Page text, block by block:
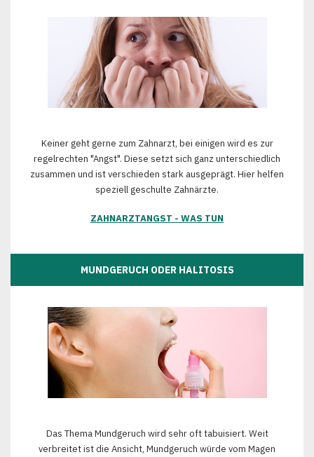
Keiner geht gerne zum Zahnarzt, bei einigen wird es zur
regelrechten "Angst". Diese setzt sich ganz unterschiedlich
zusammen und ist verschieden stark ausgeprägt. Hier helfen
speziell geschulte Zahnärzte.
ZAHNARZTANGST - WAS TUN
MUNDGERUCH ODER HALITOSIS
Das Thema Mundgeruch wird sehr oft tabuisiert. Weit
verbreitet ist die Ansicht, Mundgeruch würde vom Magen